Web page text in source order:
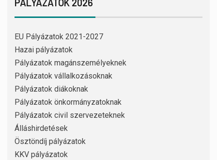
PÁLYÁZATOK 2026
EU Pályázatok 2021-2027
Hazai pályázatok
Pályázatok magánszemélyeknek
Pályázatok vállalkozásoknak
Pályázatok diákoknak
Pályázatok önkormányzatoknak
Pályázatok civil szervezeteknek
Álláshirdetések
Ösztöndíj pályázatok
KKV pályázatok